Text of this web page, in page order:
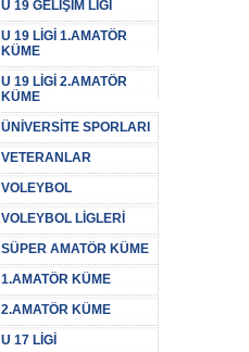
U 19 GELİŞİM LİGİ
U 19 LİGİ 1.AMATÖR
KÜME
U 19 LİGİ 2.AMATÖR
KÜME
ÜNİVERSİTE SPORLARI
VETERANLAR
VOLEYBOL
VOLEYBOL LİGLERİ
SÜPER AMATÖR KÜME
1.AMATÖR KÜME
2.AMATÖR KÜME
U 17 LİGİ